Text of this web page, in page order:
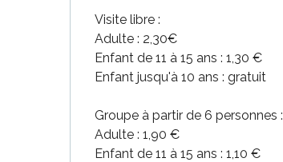
Visite libre :
Adulte : 2,30€
Enfant de 11 à 15 ans : 1,30 €
Enfant jusqu'à 10 ans : gratuit
Groupe à partir de 6 personnes :
Adulte : 1,90 €
Enfant de 11 à 15 ans : 1,10 €